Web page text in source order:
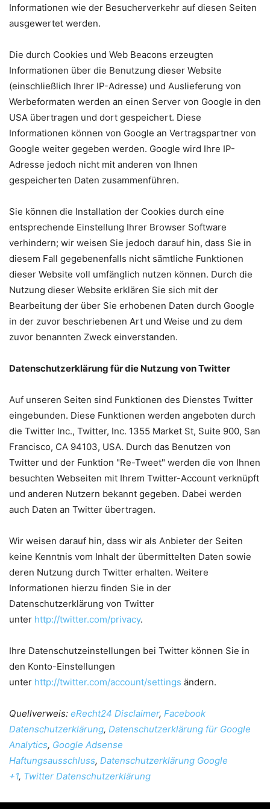
Informationen wie der Besucherverkehr auf diesen Seiten
ausgewertet werden.
Die durch Cookies und Web Beacons erzeugten
Informationen über die Benutzung dieser Website
(einschließlich Ihrer IP-Adresse) und Auslieferung von
Werbeformaten werden an einen Server von Google in den
USA übertragen und dort gespeichert. Diese
Informationen können von Google an Vertragspartner von
Google weiter gegeben werden. Google wird Ihre IP-
Adresse jedoch nicht mit anderen von Ihnen
gespeicherten Daten zusammenführen.
Sie können die Installation der Cookies durch eine
entsprechende Einstellung Ihrer Browser Software
verhindern; wir weisen Sie jedoch darauf hin, dass Sie in
diesem Fall gegebenenfalls nicht sämtliche Funktionen
dieser Website voll umfänglich nutzen können. Durch die
Nutzung dieser Website erklären Sie sich mit der
Bearbeitung der über Sie erhobenen Daten durch Google
in der zuvor beschriebenen Art und Weise und zu dem
zuvor benannten Zweck einverstanden.
Datenschutzerklärung für die Nutzung von Twitter
Auf unseren Seiten sind Funktionen des Dienstes Twitter
eingebunden. Diese Funktionen werden angeboten durch
die Twitter Inc., Twitter, Inc. 1355 Market St, Suite 900, San
Francisco, CA 94103, USA. Durch das Benutzen von
Twitter und der Funktion "Re-Tweet" werden die von Ihnen
besuchten Webseiten mit Ihrem Twitter-Account verknüpft
und anderen Nutzern bekannt gegeben. Dabei werden
auch Daten an Twitter übertragen.
Wir weisen darauf hin, dass wir als Anbieter der Seiten
keine Kenntnis vom Inhalt der übermittelten Daten sowie
deren Nutzung durch Twitter erhalten. Weitere
Informationen hierzu finden Sie in der
Datenschutzerklärung von Twitter
unter http://twitter.com/privacy.
Ihre Datenschutzeinstellungen bei Twitter können Sie in
den Konto-Einstellungen
unter http://twitter.com/account/settings ändern.
Quellverweis: eRecht24 Disclaimer, Facebook
Datenschutzerklärung, Datenschutzerklärung für Google
Analytics, Google Adsense
Haftungsausschluss, Datenschutzerklärung Google
+1, Twitter Datenschutzerklärung